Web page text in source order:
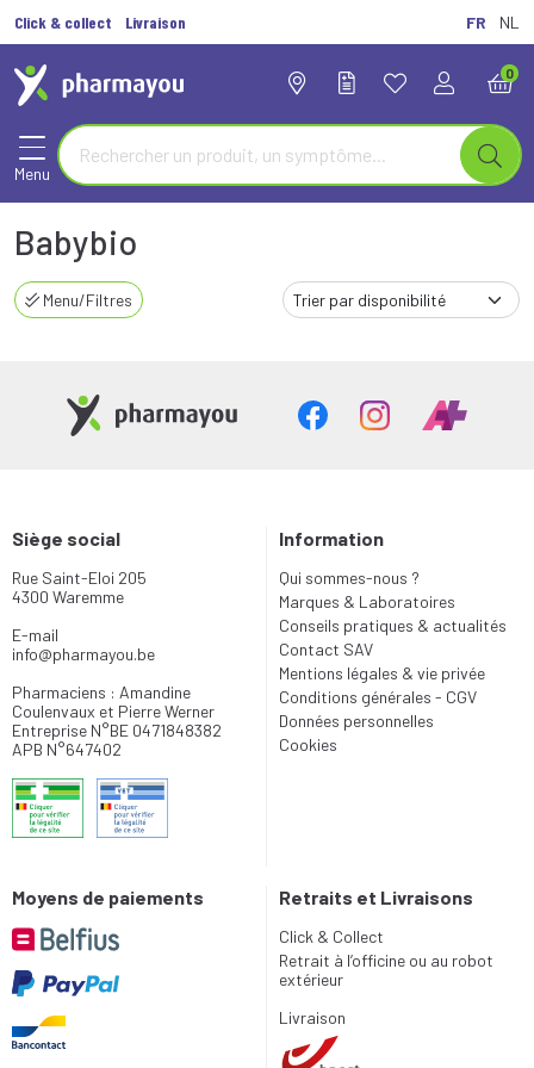
Click & collect Livraison FR NL
0
Menu
Babybio
Menu/Filtres
Siège social
Rue Saint-Eloi 205
4300 Waremme
E-mail
info@pharmayou.be
Pharmaciens : Amandine
Coulenvaux et Pierre Werner
Entreprise N°BE 0471848382
APB N°647402
Information
Qui sommes-nous ?
Marques & Laboratoires
Conseils pratiques & actualités
Contact SAV
Mentions légales & vie privée
Conditions générales - CGV
Données personnelles
Cookies
Moyens de paiements Retraits et Livraisons
Click & Collect
Retrait à l’officine ou au robot
extérieur
Livraison